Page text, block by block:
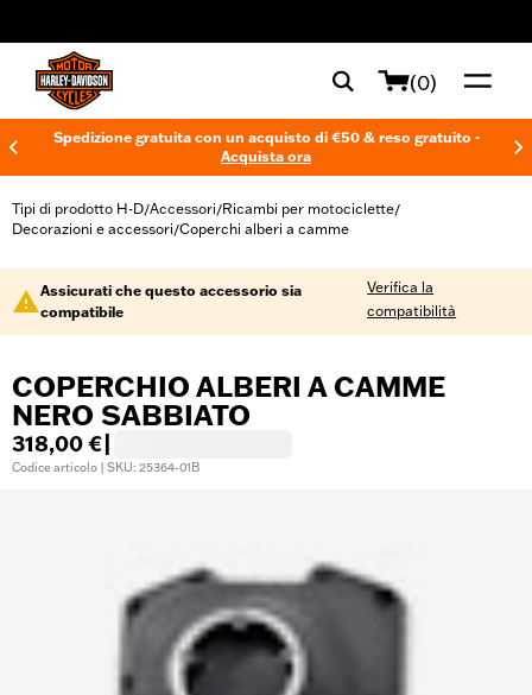
(0)
Spedizione gratuita con un acquisto di €50 & reso gratuito -
Acquista ora
Tipi di prodotto H-D/Accessori/Ricambi per motociclette/
Decorazioni e accessori/Coperchi alberi a camme
Assicurati che questo accessorio sia
compatibile
Verifica la
compatibilità
COPERCHIO ALBERI A CAMME
NERO SABBIATO
318,00 €
Codice articolo | SKU: 25364-01B